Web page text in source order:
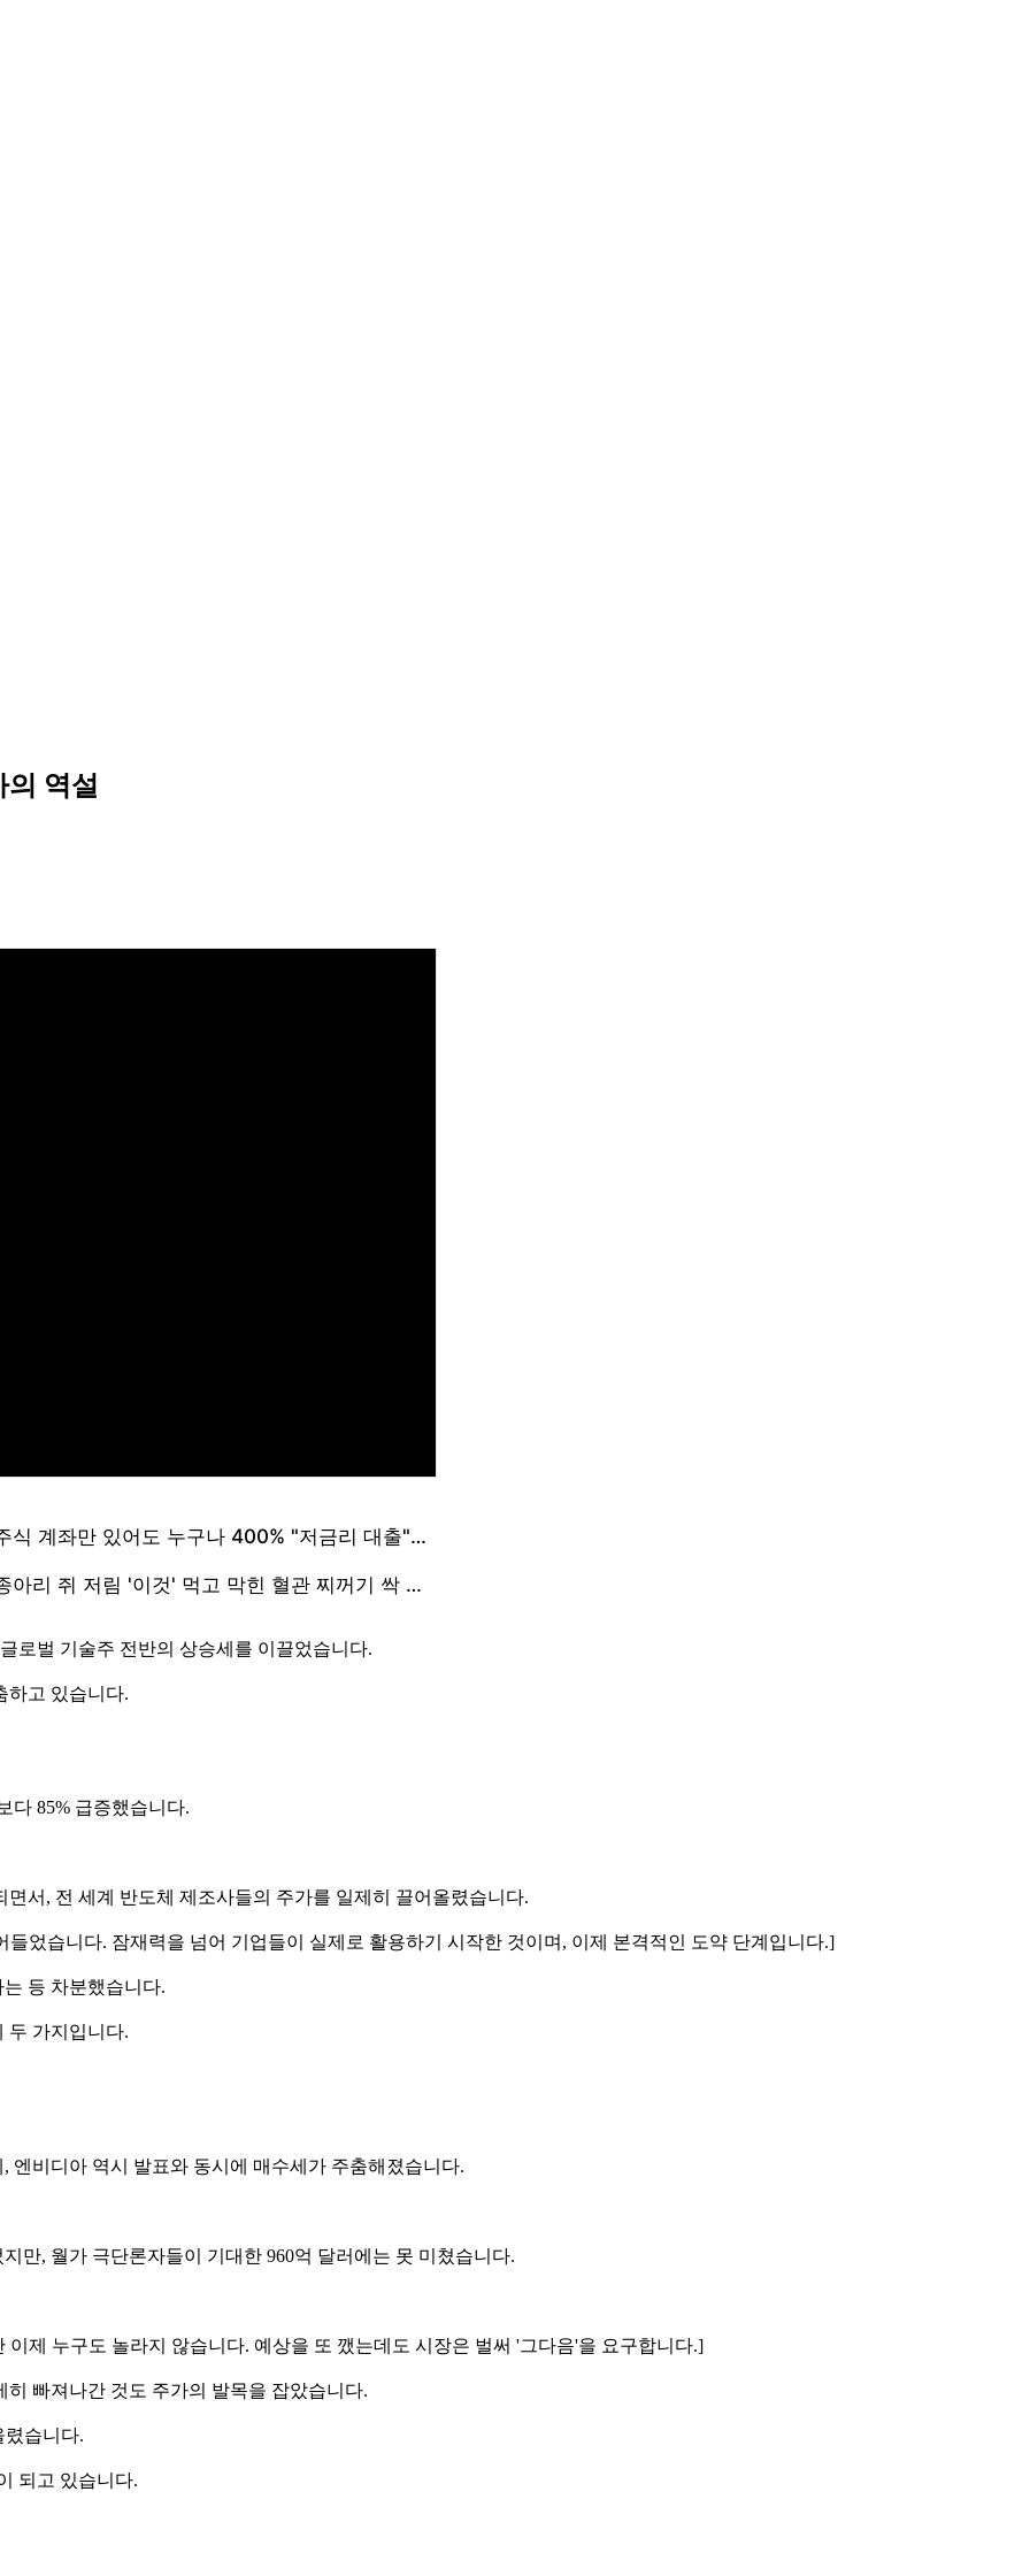
역설
로벌 기술주 전반의 상승세를 이끌었습니다.
하고 있습니다.
다 85% 급증했습니다.
서, 전 세계 반도체 제조사들의 주가를 일제히 끌어올렸습니다.
었습니다. 잠재력을 넘어 기업들이 실제로 활용하기 시작한 것이며, 이제 본격적인 도약 단계입니다.]
등 차분했습니다.
두 가지입니다.
비디아 역시 발표와 동시에 매수세가 주춤해졌습니다.
만, 월가 극단론자들이 기대한 960억 달러에는 못 미쳤습니다.
제 누구도 놀라지 않습니다. 예상을 또 깼는데도 시장은 벌써 '그다음'을 요구합니다.]
빠져나간 것도 주가의 발목을 잡았습니다.
습니다.
되고 있습니다.